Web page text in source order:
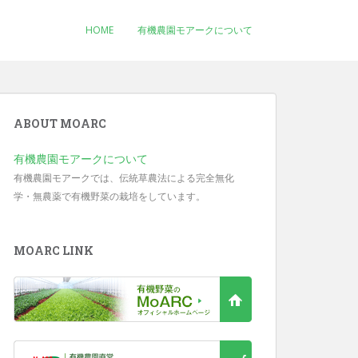
HOME 有機農園モアークについて
ABOUT MOARC
有機農園モアークについて
有機農園モアークでは、伝統草農法による完全無化
学・無農薬で有機野菜の栽培をしています。
MOARC LINK